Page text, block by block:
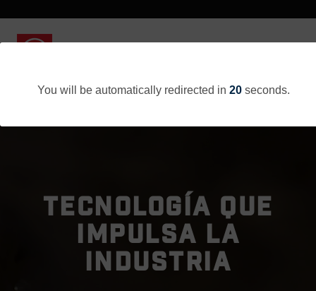
You will be automatically redirected in 20seconds.
TECNOLOGÍA QUE
IMPULSA LA
INDUSTRIA